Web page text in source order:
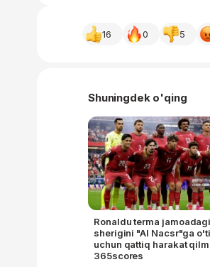
16 0 5
Shuningdek o'qing
Ronaldu terma jamoadagi
sherigini "Al Nacsr"ga
uchun qattiq harakat
365scores